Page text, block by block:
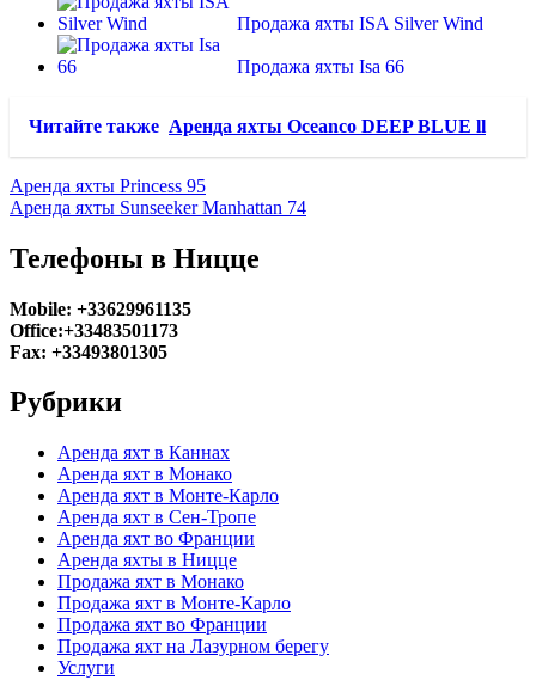
Продажа яхты ISA Silver Wind
Продажа яхты Isa 66
Читайте также Аренда яхты Oceanco DEEP BLUE ll
Аренда яхты Princess 95
Аренда яхты Sunseeker Manhattan 74
Телефоны в Ницце
Mobile: +33629961135
Office:+33483501173
Fax: +33493801305
Рубрики
Аренда яхт в Каннах
Аренда яхт в Монако
Аренда яхт в Монте-Карло
Аренда яхт в Сен-Тропе
Аренда яхт во Франции
Аренда яхты в Ницце
Продажа яхт в Монако
Продажа яхт в Монте-Карло
Продажа яхт во Франции
Продажа яхт на Лазурном берегу
Услуги